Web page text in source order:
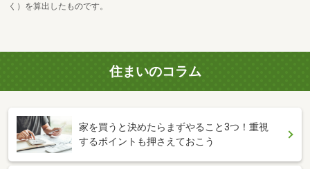
く）を算出したものです。
住まいのコラム
家を買うと決めたらまずやること3つ！重視
するポイントも押さえておこう